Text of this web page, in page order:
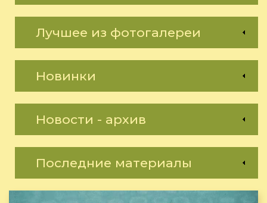
Лучшее из фотогалереи
Новинки
Новости - архив
Последние материалы